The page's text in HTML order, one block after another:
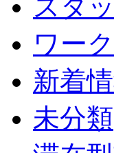
スタ
ワー
新着
未分類